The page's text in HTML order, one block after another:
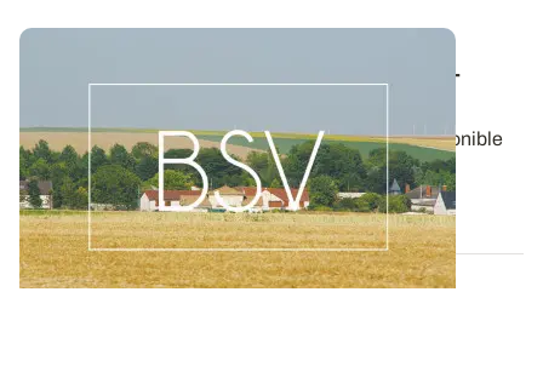
Bulletin de santé du Végétal - Champagne-
Aujourd'hui, le BSV Grandes cultures n°25 est disponible
pour la région CHAMPAGNE-ARDENNE.
05 AOÛT 2026